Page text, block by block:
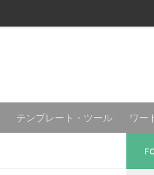
テンプレート・ツール ワー